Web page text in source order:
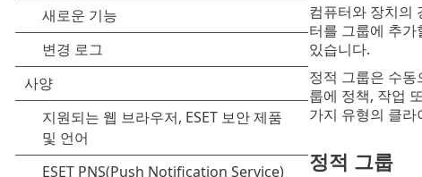
컴퓨터와 장치의
터를 그룹에 추
있습니다.
정적 그룹은 수
룹에 정책, 작업
가지 유형의 클
정적 그룹